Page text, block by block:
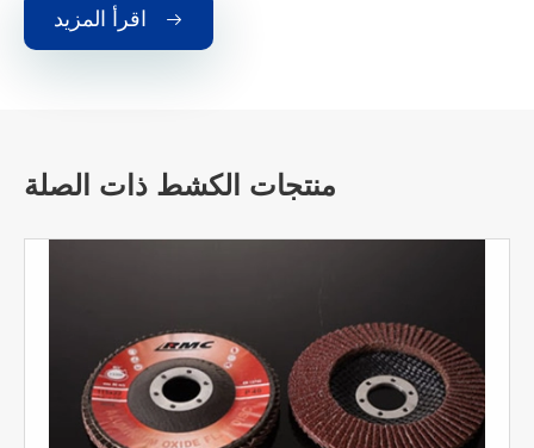

منتجات الكشط ذات الصلة